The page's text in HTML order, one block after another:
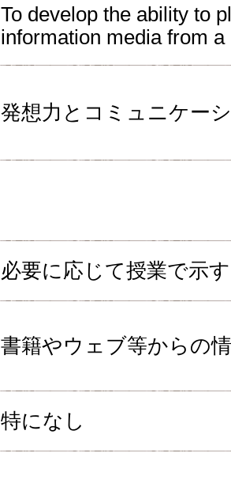
To develop the ability to
information media from
発想力とコミュニケー
必要に応じて授業で示
書籍やウェブ等からの
特になし